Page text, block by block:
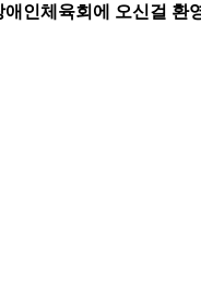
인체육회에 오신걸 환